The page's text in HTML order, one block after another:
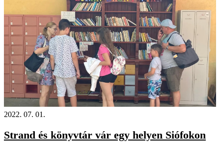
2022. 07. 01.
Strand és könyvtár vár egy helyen Siófokon